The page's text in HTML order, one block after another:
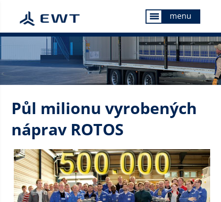
menu menu
Půl milionu vyrobených
náprav ROTOS